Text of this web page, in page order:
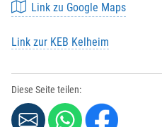
Link zu Google Maps
Link zur KEB Kelheim
Diese Seite teilen: